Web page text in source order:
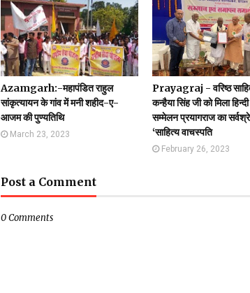
Azamgarh:-महापंडित राहुल
सांकृत्यायन के गांव में मनी शहीद-ए-
आजम की पुण्यतिथि
March 23, 2023
Prayagraj - वरिष्ठ
कन्हैया सिंह जी को मिला
सम्मेलन प्रयागराज का
‘साहित्य वाचस्पति
February 26, 2023
Post a Comment
0 Comments